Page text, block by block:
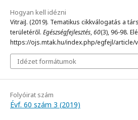
Hogyan kell idézni
VitraiJ. (2019). Tematikus cikkválogatás a
területéről. Egészségfejlesztés,60(3), 96-98.
https://ojs.mtak.hu/index.php/egfejl/article/
Idézet formátumok
Folyóirat szám
Évf. 60 szám 3 (2019)